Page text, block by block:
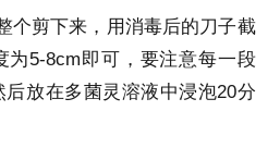
个剪下来，用消毒后的刀子截
为5-8cm即可，要注意每一段
放在多菌灵溶液中浸泡20分